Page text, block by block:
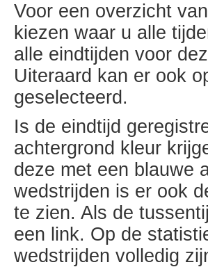
Voor een overzicht
kiezen waar u alle
alle eindtijden voor
Uiteraard kan er ook
geselecteerd.
Is de eindtijd
achtergrond kleur
deze met een blauwe
wedstrijden is er ook
te zien. Als de
een link. Op de
wedstrijden volledig